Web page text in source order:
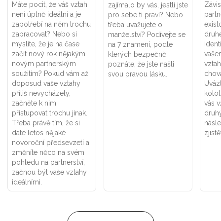
Máte pocit, že váš vztah
není úplně ideální a je
zapotřebí na něm trochu
zapracovat? Nebo si
myslíte, že je na čase
začít nový rok nějakým
novým partnerským
soužitím? Pokud vám až
doposud vaše vztahy
příliš nevycházely,
začněte k nim
přistupovat trochu jinak.
Třeba právě tím, že si
dáte letos nějaké
novoroční předsevzetí a
změníte něco na svém
pohledu na partnerství,
začnou být vaše vztahy
ideálními.
zajímalo by vás, jestli jste
pro sebe ti praví? Nebo
třeba uvažujete o
manželství? Podívejte se
na 7 znamení, podle
kterých bezpečně
poznáte, že jste našli
svou pravou lásku.
vás